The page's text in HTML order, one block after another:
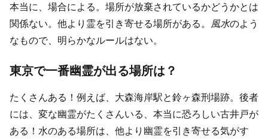
本当に、場合による。場所が放棄されているかどうかとは
関係ない。他より霊を引き寄せる場所がある。 風水のよう
なもので、明らかなルールはない。
東京で一番幽霊が出る場所は？
たくさんある！例えば、大森海岸駅と鈴ヶ森刑場跡。後者
には、変な幽霊がたくさんいる、本当に恐ろしい古井戸が
ある！水のある場所は、他より幽霊を引き寄せる気がす